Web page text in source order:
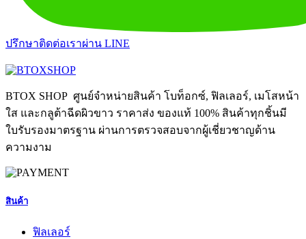
ปรึกษาติดต่อเราผ่าน LINE
BTOX SHOP ศูนย์จำหน่ายสินค้า โบท็อกซ์, ฟิลเลอร์, เมโสหน้า
ใส และกลูต้าฉีดผิวขาว ราคาส่ง ของแท้ 100% สินค้าทุกชิ้นมี
ใบรับรองมาตรฐาน ผ่านการตรวจสอบจากผู้เชี่ยวชาญด้าน
ความงาม
สินค้า
ฟิลเลอร์